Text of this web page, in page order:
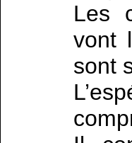
Les
vont
sont